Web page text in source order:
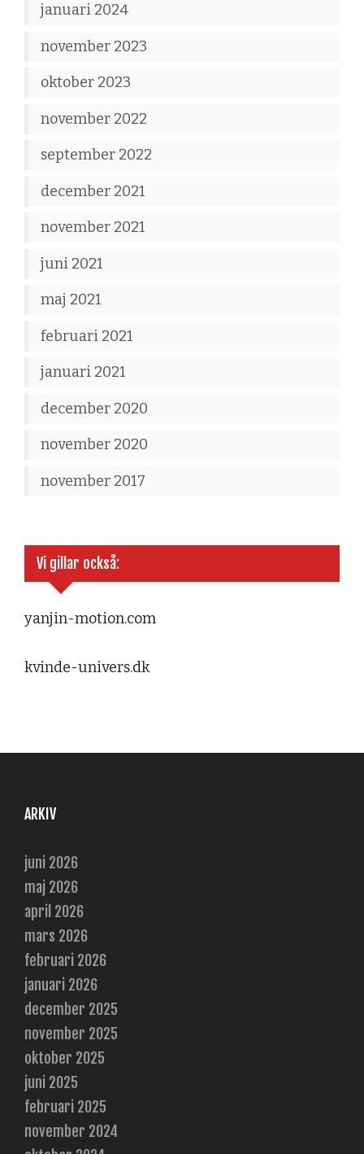
januari 2024
november 2023
oktober 2023
november 2022
september 2022
december 2021
november 2021
juni 2021
maj 2021
februari 2021
januari 2021
december 2020
november 2020
november 2017
Vi gillar också:
yanjin-motion.com
kvinde-univers.dk
ARKIV
juni 2026
maj 2026
april 2026
mars 2026
februari 2026
januari 2026
december 2025
november 2025
oktober 2025
juni 2025
februari 2025
november 2024